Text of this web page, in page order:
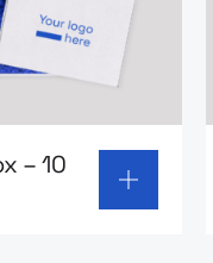
– 10